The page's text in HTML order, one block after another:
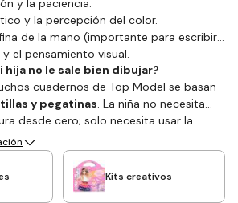
y la paciencia.
y la percepción del color.
de la mano (importante para escribir).
el pensamiento visual.
hija no le sale bien dibujar?
cuadernos de Top Model se basan
y pegatinas. La niña no necesita
desde cero; solo necesita usar la
"vestirla" con pegatinas o trazando la
se ve profesional, lo que motiva
Kits creativos